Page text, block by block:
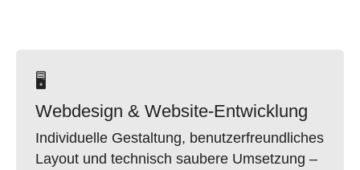
🖥
Webdesign & Website-Entwicklung
Individuelle Gestaltung, benutzerfreundliches
Layout und technisch saubere Umsetzung –